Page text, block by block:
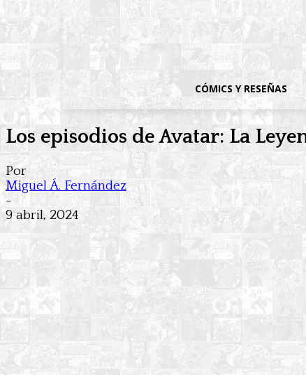
CÓMICS Y RESEÑAS
Los episodios de Avatar: La
Por
Miguel Á. Fernández
-
9 abril, 2024